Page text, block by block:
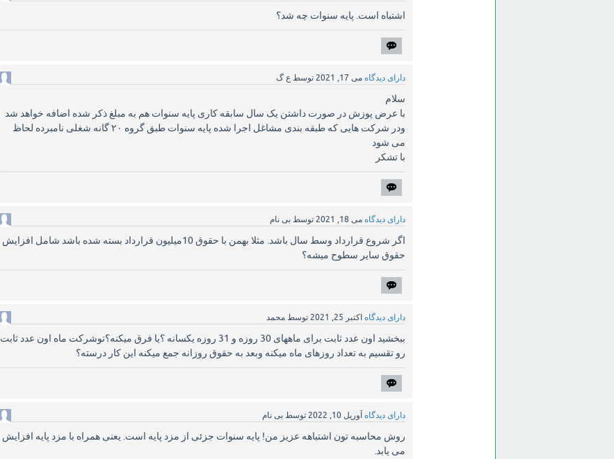
اشتباه است. پایه سنوات چه شد؟
دارای دیدگاه می 17, 2021 توسط ع گ
سلام
با عرض پوزش در صورت داشتن یک سال سابقه کاری پایه سنوات هم به مبلغ ذکر شده اضافه خواهد شد
ودر شرکت هایی که طبقه بندی مشاغل اجرا شده پایه سنوات طبق گروه ۲۰ گانه شغلی نامبرده لحاظ
می شود
با تشکر
دارای دیدگاه می 18, 2021 توسط بی نام
اگر شروع قرارداد وسط سال باشد. مثلا بهمن با حقوق 10میلیون قرارداد بسته شده باشد شامل افزایش
حقوق سایر سطوح میشه؟
دارای دیدگاه اکتبر 25, 2021 توسط محمد
ببخشید اون عدد ثابت برای ماههای 30 روزه و 31 روزه یکسانه ؟یا فرق میکنه؟توشرکت ماه اون عدد ثابت
رو تقسیم به تعداد روزهای ماه میکنه وبعد به حقوق روزانه جمع میکنه این کار درسته؟
دارای دیدگاه آوریل 10, 2022 توسط بی نام
روش محاسبه تون اشتباهه عزیز من! پایه سنوات جزئی از مزد پایه است‌. یعنی همراه با مزد پایه افزایش
می یابد.